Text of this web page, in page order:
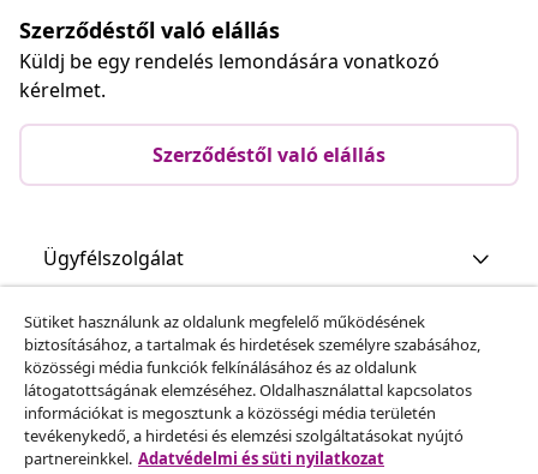
Szerződéstől való elállás
Küldj be egy rendelés lemondására vonatkozó
kérelmet.
Szerződéstől való elállás
Ügyfélszolgálat
Üzlet
vidaXL
Fedezz fel többet
Sütiket használunk az oldalunk megfelelő működésének
biztosításához, a tartalmak és hirdetések személyre szabásához,
közösségi média funkciók felkínálásához és az oldalunk
látogatottságának elemzéséhez. Oldalhasználattal kapcsolatos
információkat is megosztunk a közösségi média területén
tevékenykedő, a hirdetési és elemzési szolgáltatásokat nyújtó
partnereinkkel. Adatvédelmi és süti nyilatkozat